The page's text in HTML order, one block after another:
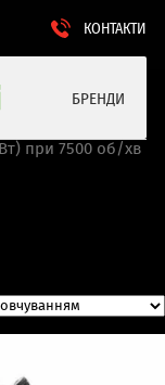
КОНТАКТИ
БРЕНДИ
при 7500 об/хв